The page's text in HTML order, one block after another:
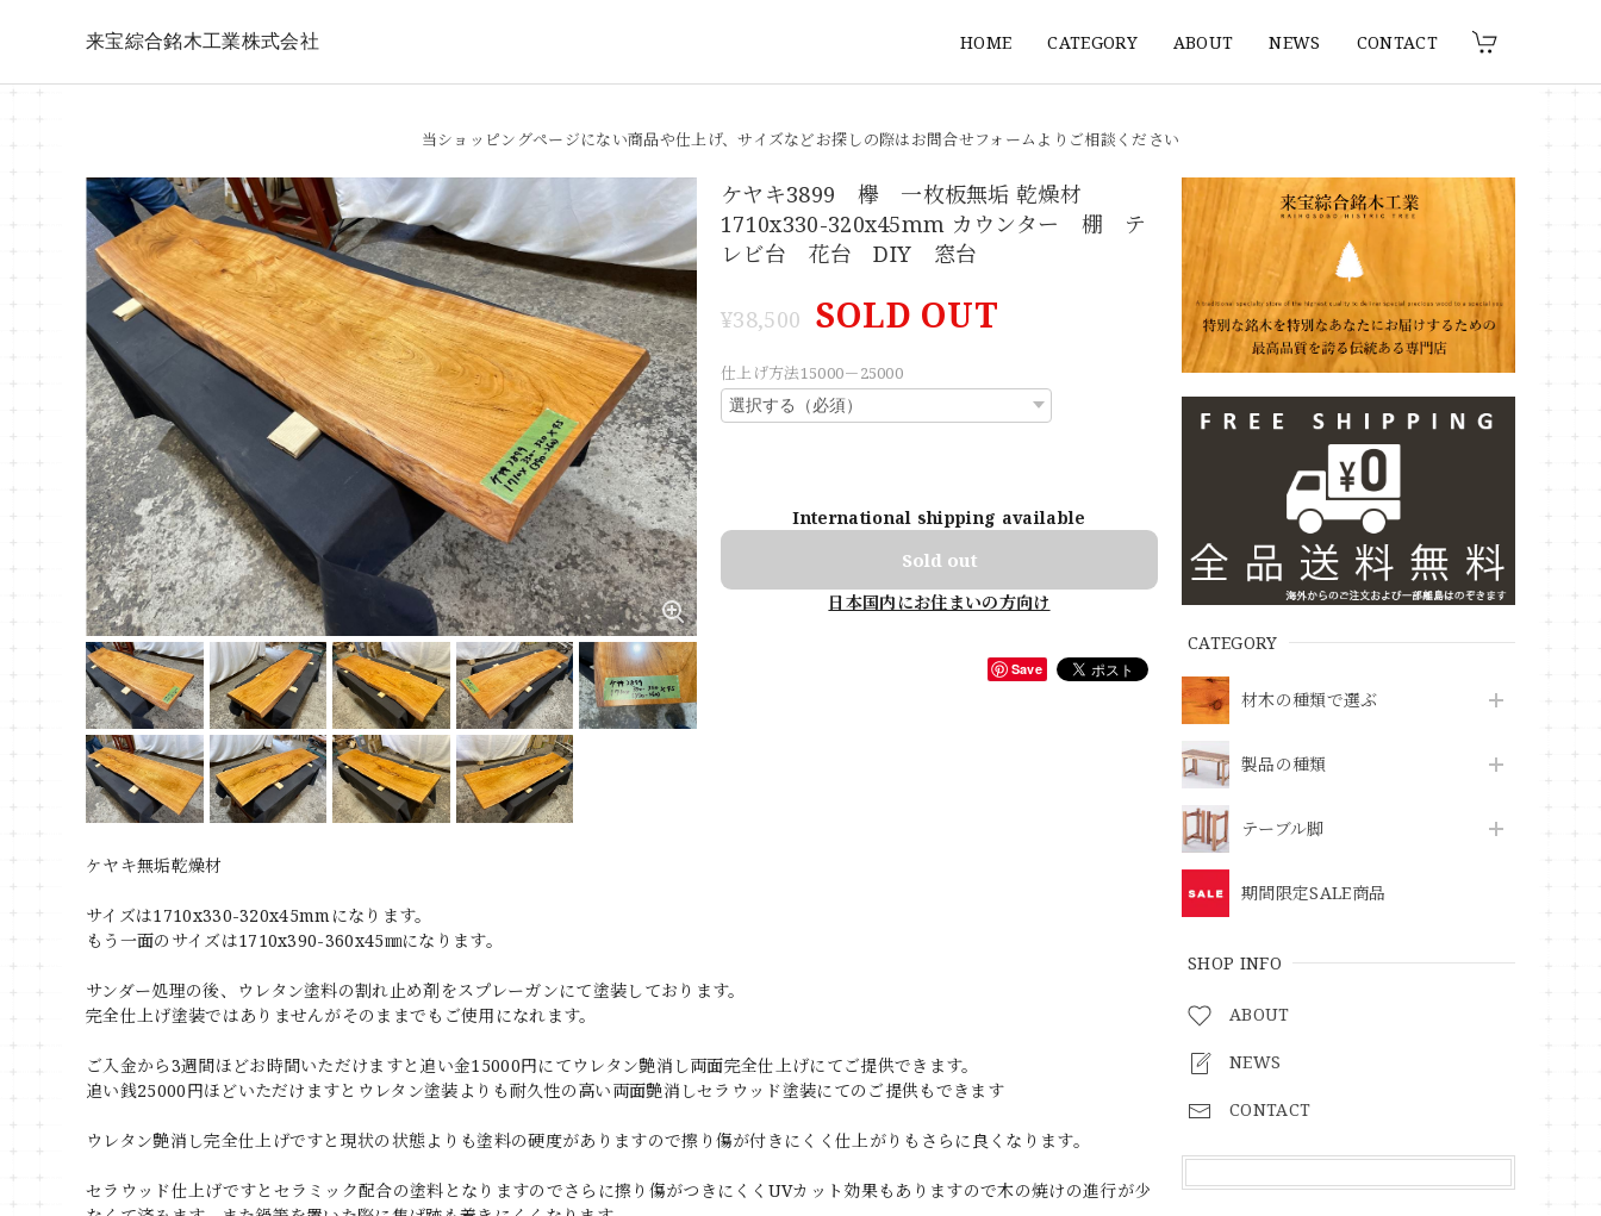
来宝綜合銘木工業株式会社 HOME CATEGORY ABOUT NEWS CONTACT
当ショッピングページにない商品や仕上げ、サイズなどお探しの際はお問合せフォームよりご相談ください
CATEGORY
材木の種類で選ぶ
製品の種類
テーブル脚
期間限定SALE商品
SHOP INFO
ABOUT
NEWS
CONTACT
ケヤキ3899 欅 一枚板無垢 乾燥材
1710x330-320x45mm カウンター 棚 テ
レビ台 花台 DIY 窓台
¥38,500 SOLD OUT
仕上げ方法15000－25000
International shipping available
Sold out
日本国内にお住まいの方向け
Save
ケヤキ無垢乾燥材
サイズは1710x330-320x45mmになります。
もう一面のサイズは1710x390-360x45㎜になります。
サンダー処理の後、ウレタン塗料の割れ止め剤をスプレーガンにて塗装しております。
完全仕上げ塗装ではありませんがそのままでもご使用になれます。
ご入金から3週間ほどお時間いただけますと追い金15000円にてウレタン艶消し両面完全仕上げにてご提供できます。
追い銭25000円ほどいただけますとウレタン塗装よりも耐久性の高い両面艶消しセラウッド塗装にてのご提供もできます
ウレタン艶消し完全仕上げですと現状の状態よりも塗料の硬度がありますので擦り傷が付きにくく仕上がりもさらに良くなります。
セラウッド仕上げですとセラミック配合の塗料となりますのでさらに擦り傷がつきにくくUVカット効果もありますので木の焼けの進行が少